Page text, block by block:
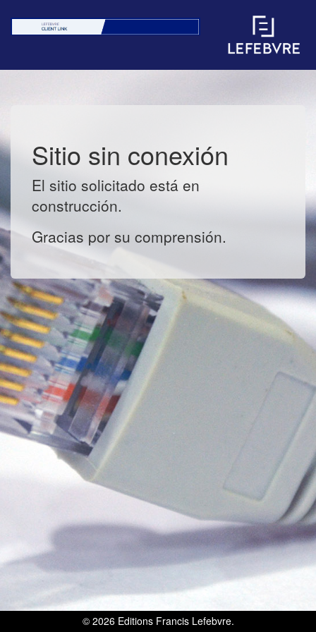
Sitio sin conexión
El sitio solicitado está en
construcción.
Gracias por su comprensión.
© 2026 Editions Francis Lefebvre.